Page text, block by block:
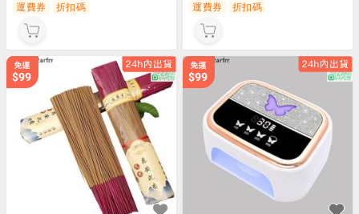
運費券 折扣碼 運費券 折扣碼